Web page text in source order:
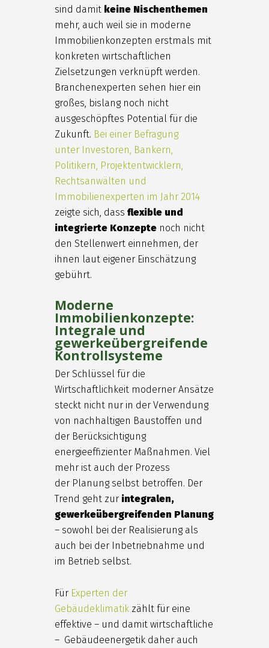
sind damit keine Nischenthemen
mehr, auch weil sie in moderne
Immobilienkonzepten erstmals mit
konkreten wirtschaftlichen
Zielsetzungen verknüpft werden.
Branchenexperten sehen hier ein
großes, bislang noch nicht
ausgeschöpftes Potential für die
Zukunft. Bei einer Befragung
unter Investoren, Bankern,
Politikern, Projektentwicklern,
Rechtsanwälten und
Immobilienexperten im Jahr 2014
zeigte sich, dass flexible und
integrierte Konzeptenoch nicht
den Stellenwert einnehmen, der
ihnen laut eigener Einschätzung
gebührt.
Moderne
Immobilienkonzepte:
Integrale und
gewerkeübergreifende
Kontrollsysteme
Der Schlüssel für die
Wirtschaftlichkeit moderner Ansätze
steckt nicht nur in der Verwendung
von nachhaltigen Baustoffen und
der Berücksichtigung
energieeffizienter Maßnahmen. Viel
mehr ist auch der Prozess
der Planung selbst betroffen. Der
Trend geht zur integralen,
gewerkeübergreifenden Planung
– sowohl bei der Realisierung als
auch bei der Inbetriebnahme und
im Betrieb selbst.
Für Experten der
Gebäudeklimatikzählt für eine
effektive – und damit wirtschaftliche
– Gebäudeenergetik daher auch